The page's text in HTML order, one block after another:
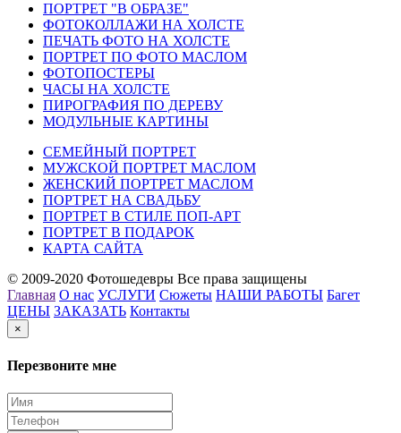
ПОРТРЕТ "В ОБРАЗЕ"
ФОТОКОЛЛАЖИ НА ХОЛСТЕ
ПЕЧАТЬ ФОТО НА ХОЛСТЕ
ПОРТРЕТ ПО ФОТО МАСЛОМ
ФОТОПОСТЕРЫ
ЧАСЫ НА ХОЛСТЕ
ПИРОГРАФИЯ ПО ДЕРЕВУ
МОДУЛЬНЫЕ КАРТИНЫ
СЕМЕЙНЫЙ ПОРТРЕТ
МУЖСКОЙ ПОРТРЕТ МАСЛОМ
ЖЕНСКИЙ ПОРТРЕТ МАСЛОМ
ПОРТРЕТ НА СВАДЬБУ
ПОРТРЕТ В СТИЛЕ ПОП-АРТ
ПОРТРЕТ В ПОДАРОК
КАРТА САЙТА
© 2009-2020 Фотошедевры Все права защищены
Главная О нас УСЛУГИ Сюжеты НАШИ РАБОТЫ Багет
ЦЕНЫ ЗАКАЗАТЬ Контакты
×
Перезвоните мне